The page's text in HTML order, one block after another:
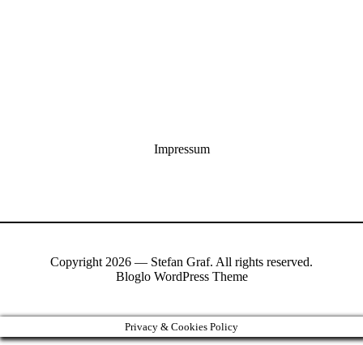
Impressum
Copyright 2026 — Stefan Graf. All rights reserved.
Bloglo WordPress Theme
Privacy & Cookies Policy